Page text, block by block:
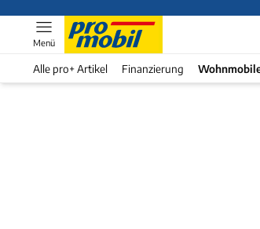
Menü
Alle pro+ Artikel Finanzierung